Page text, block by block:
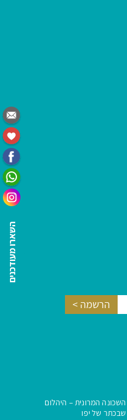
השארו מעודכנים
השכונה המרונית – היהלום
שבכתר של יפו